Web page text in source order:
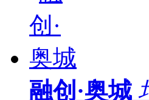
融创·奥城